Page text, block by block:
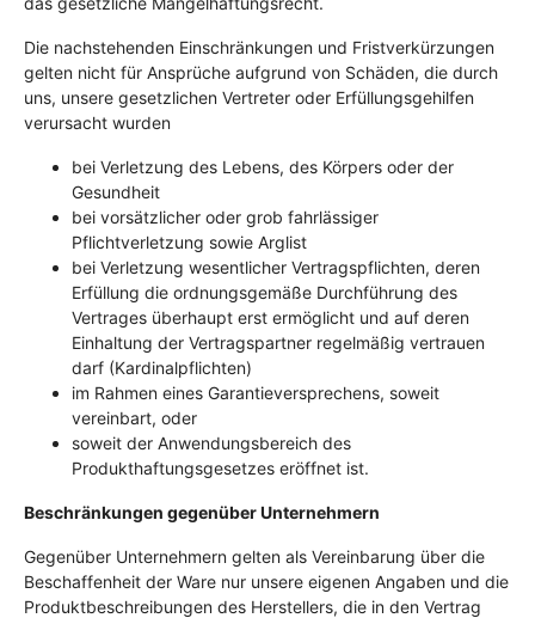
Die nachstehenden Einschränkungen und Fristverkürzungen
gelten nicht für Ansprüche aufgrund von Schäden, die durch
uns, unsere gesetzlichen Vertreter oder Erfüllungsgehilfen
verursacht wurden
bei Verletzung des Lebens, des Körpers oder der
Gesundheit
bei vorsätzlicher oder grob fahrlässiger
Pflichtverletzung sowie Arglist
bei Verletzung wesentlicher Vertragspflichten, deren
Erfüllung die ordnungsgemäße Durchführung des
Vertrages überhaupt erst ermöglicht und auf deren
Einhaltung der Vertragspartner regelmäßig vertrauen
darf (Kardinalpflichten)
im Rahmen eines Garantieversprechens, soweit
vereinbart, oder
soweit der Anwendungsbereich des
Produkthaftungsgesetzes eröffnet ist.
Beschränkungen gegenüber Unternehmern
Gegenüber Unternehmern gelten als Vereinbarung über die
Beschaffenheit der Ware nur unsere eigenen Angaben und die
Produktbeschreibungen des Herstellers, die in den Vertrag